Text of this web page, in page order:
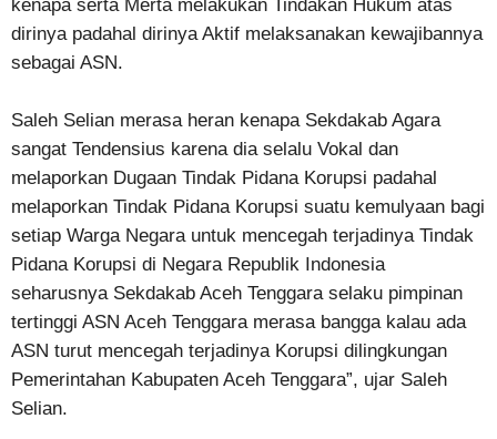
kenapa serta Merta melakukan Tindakan Hukum atas
dirinya padahal dirinya Aktif melaksanakan kewajibannya
sebagai ASN.
Saleh Selian merasa heran kenapa Sekdakab Agara
sangat Tendensius karena dia selalu Vokal dan
melaporkan Dugaan Tindak Pidana Korupsi padahal
melaporkan Tindak Pidana Korupsi suatu kemulyaan bagi
setiap Warga Negara untuk mencegah terjadinya Tindak
Pidana Korupsi di Negara Republik Indonesia
seharusnya Sekdakab Aceh Tenggara selaku pimpinan
tertinggi ASN Aceh Tenggara merasa bangga kalau ada
ASN turut mencegah terjadinya Korupsi dilingkungan
Pemerintahan Kabupaten Aceh Tenggara”, ujar Saleh
Selian.